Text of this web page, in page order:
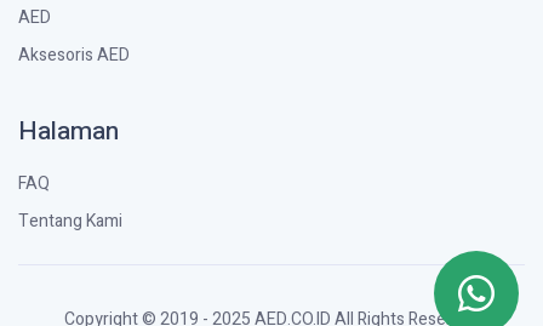
AED
Aksesoris AED
Halaman
FAQ
Tentang Kami
Copyright © 2019 - 2025 AED.CO.ID All Rights Reserved